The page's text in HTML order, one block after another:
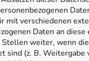
mit verschiedenen
Daten an
weiter, wenn
(z. B. Weitergabe